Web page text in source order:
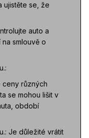
ujistěte se, že
auto a
smlouvě o
ceny různých
se mohou lišit v
období
Je důležité vrátit